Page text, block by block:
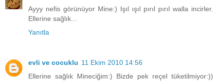
Ayyy nefis görünüyor Mine:) Işıl ışıl pırıl pırıl walla incirler.
Ellerine sağlık...
Yanıtla
evli ve cocuklu 11 Ekim 2010 14:56
Ellerine sağlık Mineciğim:) Bizde pek reçel tüketilmiyor:))